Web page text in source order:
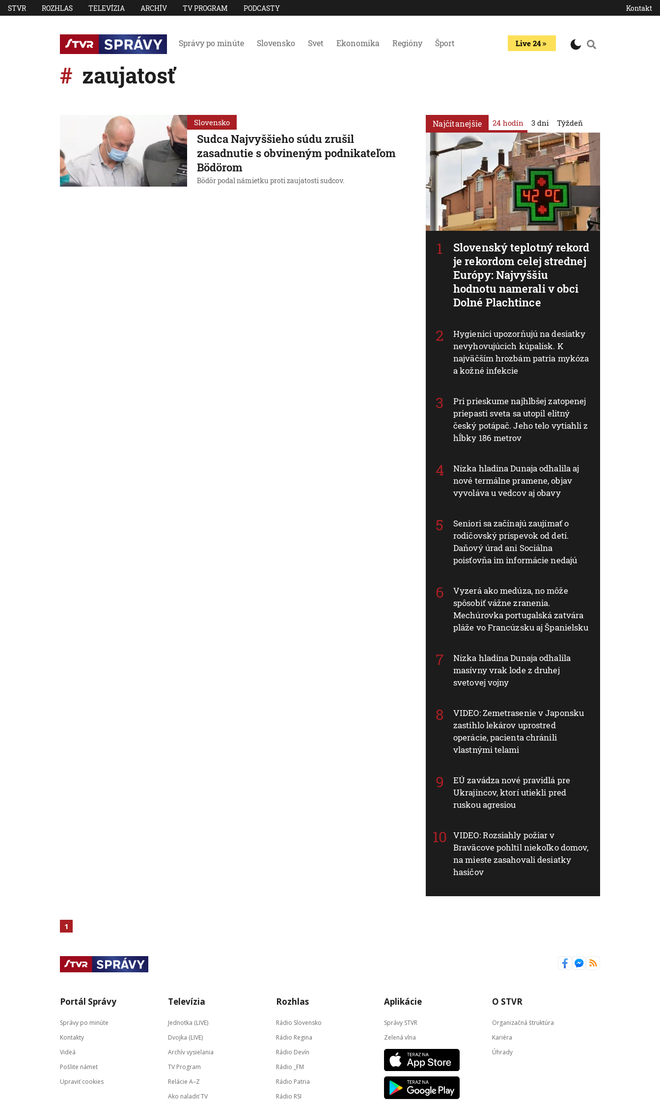
STVR ROZHLAS TELEVÍZIA ARCHÍV TV PROGRAM PODCASTY Kontakt
Správy po minúte Slovensko Svet Ekonomika Regióny Šport Live 24
zaujatosť
Slovensko
Sudca Najvyššieho súdu zrušil
zasadnutie s obvineným podnikateľom
Bödörom
Bödör podal námietku proti zaujatosti sudcov.
Najčítanejšie 24 hodín
Slovenský teplotný rekord
je rekordom celej strednej
Európy: Najvyššiu
hodnotu namerali v obci
Dolné Plachtince
Hygienici upozorňujú na desiatky
nevyhovujúcich kúpalísk. K
najväčším hrozbám patria mykóza
a kožné infekcie
Pri prieskume najhlbšej zatopenej
priepasti sveta sa utopil elitný
český potápač. Jeho telo vytiahli z
hĺbky 186 metrov
Nízka hladina Dunaja odhalila aj
nové termálne pramene, objav
vyvoláva u vedcov aj obavy
Seniori sa začínajú zaujímať o
rodičovský príspevok od detí.
Daňový úrad ani Sociálna
poisťovňa im informácie nedajú
Vyzerá ako medúza, no môže
spôsobiť vážne zranenia.
Mechúrovka portugalská zatvára
pláže vo Francúzsku aj Španielsku
Nízka hladina Dunaja odhalila
masívny vrak lode z druhej
svetovej vojny
VIDEO: Zemetrasenie v Japonsku
zastihlo lekárov uprostred
operácie, pacienta chránili
vlastnými telami
EÚ zavádza nové pravidlá pre
Ukrajincov, ktorí utiekli pred
ruskou agresiou
VIDEO: Rozsiahly požiar v
Braväcove pohltil niekoľko domov,
na mieste zasahovali desiatky
hasičov
3 dni Týždeň
1
Portál Správy
Správy po minúte
Kontakty
Videá
Pošlite námet
Upraviť cookies
Televízia
Jednotka (LIVE)
Dvojka (LIVE)
Archív vysielania
TV Program
Relácie A–Z
Ako naladiť TV
Rozhlas
Rádio Slovensko
Rádio Regina
Rádio Devín
Rádio _FM
Rádio Patria
Rádio RSI
Aplikácie
Správy STVR
Zelená vlna
O STVR
Organizačná štruktúra
Kariéra
Úhrady